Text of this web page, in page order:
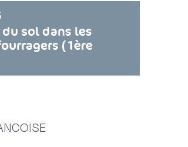
sol dans les
(1ère